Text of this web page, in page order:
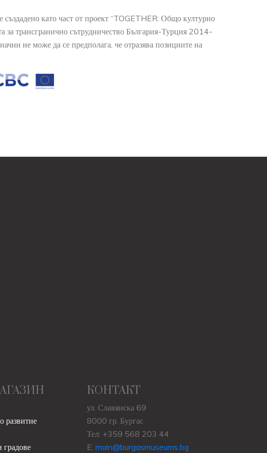
като част от проект “TOGETHER: Общо културно
трансгранично сътрудничество България-Турция 2014-
не може да се предполага, че отразява позициите на
развитие
градове
КОНТАКТ
ул. Славянска 69
8000 гр. Бургас
Тел: +359 568 203 44
E: main@burgasmuseums.bg